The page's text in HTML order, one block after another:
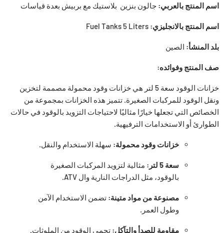
اسم المنتج بالعربي: جالون بنزين بلاستيك مع بربيش بعدة قياسات
اسم المنتج بالانجليزي:
بلد المنشأ: الصين
صف المنتج وفوائده:
خزانات الوقود سعة 5 لتر هي خزانات وقود محمولة مصممة لتخزين
ونقل الوقود للمركبات الصغيرة. تتميز هذه الخزانات بمجموعة من
الخصائص التي تجعلها خيارًا مثاليًا لاحتياجات التزويد بالوقود في حالات
الطوارئ أو الاستخدامات الترفيهية.
خزانات وقود محمولة: سهلة الاستخدام والنقل.
سعة 5 لتر:
مثالية لتزويد المركبات الصغيرة
بالوقود، مثل الدراجات النارية وال ATV.
مصنوعة من مواد متينة: تضمن الاستخدام الآمن
وطول العمر.
مقاومة للصدأ والتآكل: تحمي الوقود من الملوثات.